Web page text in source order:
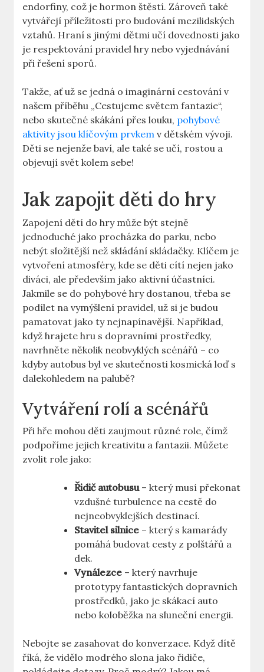
endorfiny, což je hormon štěstí. Zároveň také
vytvářejí příležitosti pro budování mezilidských
vztahů. Hraní s jinými dětmi učí dovednosti jako
je respektování pravidel hry nebo vyjednávání
při řešení sporů.
Takže, ať už se jedná o imaginární cestování v
našem příběhu „Cestujeme světem fantazie“,
nebo skutečné skákání přes louku, pohybové
aktivity jsou klíčovým prvkem v dětském vývoji.
Děti se nejenže baví, ale také se učí, rostou a
objevují svět kolem sebe!
Jak zapojit děti do hry
Zapojení dětí do hry může být stejně
jednoduché jako procházka do parku, nebo
nebýt složitější než skládání skládačky. Klíčem je
vytvoření atmosféry, kde se děti cítí nejen jako
diváci, ale především jako aktivní účastníci.
Jakmile se do pohybové hry dostanou, třeba se
podílet na vymýšlení pravidel, už si je budou
pamatovat jako ty nejnapínavější. Například,
když hrajete hru s dopravními prostředky,
navrhněte několik neobvyklých scénářů – co
kdyby autobus byl ve skutečnosti kosmická loď s
dalekohledem na palubě?
Vytváření rolí a scénářů
Při hře mohou děti zaujmout různé role, čímž
podpoříme jejich kreativitu a fantazii. Můžete
zvolit role jako:
Řidič autobusu– který musí překonat
vzdušné turbulence na cestě do
nejneobvyklejších destinací.
Stavitel silnice – který s kamarády
pomáhá budovat cesty z polštářů a
dek.
Vynálezce – který navrhuje
prototypy fantastických dopravních
prostředků, jako je skákací auto
nebo koloběžka na sluneční energii.
Nebojte se zasahovat do konverzace. Když dítě
říká, že vidělo modrého slona jako řidiče,